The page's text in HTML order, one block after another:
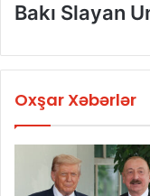
Bakı Slayan
Oxşar Xəbərlər